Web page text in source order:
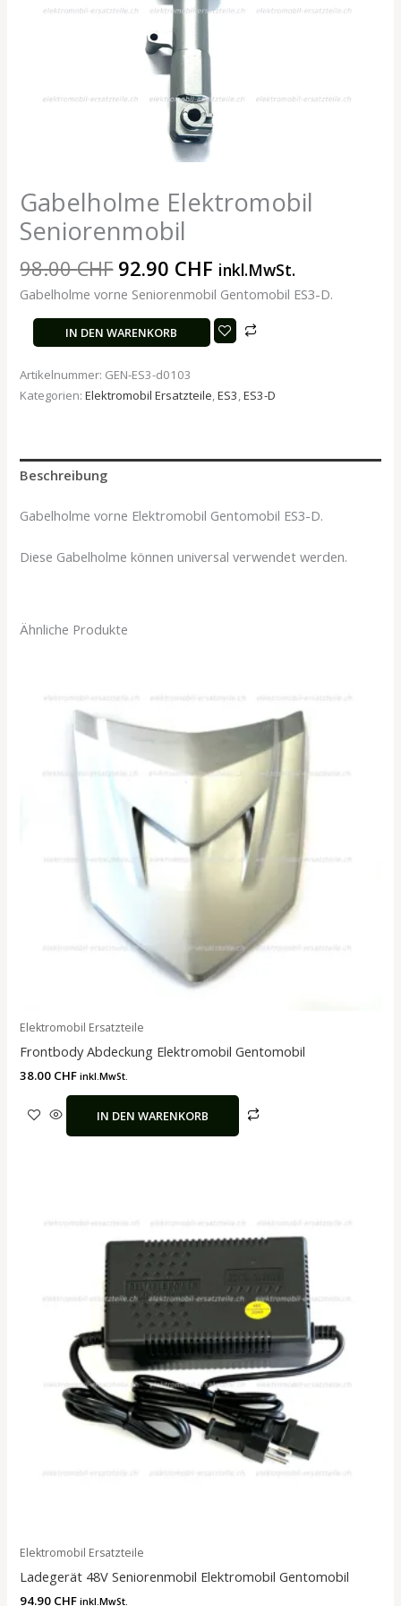
Gabelholme Elektromobil
Seniorenmobil
98.00CHF 92.90 CHF inkl.MwSt.
Gabelholme vorne Seniorenmobil Gentomobil ES3-D.
IN DEN WARENKORB
Artikelnummer: GEN-ES3-d0103
Kategorien:Elektromobil Ersatzteile,ES3,ES3-D
Beschreibung
Gabelholme vorne Elektromobil Gentomobil ES3-D.
Diese Gabelholme können universal verwendet werden.
Ähnliche Produkte
Elektromobil Ersatzteile
Frontbody Abdeckung Elektromobil Gentomobil
38.00 CHF inkl.MwSt.
IN DEN WARENKORB
Elektromobil Ersatzteile
Ladegerät 48V Seniorenmobil Elektromobil Gentomobil
94.90 CHF inkl.MwSt.